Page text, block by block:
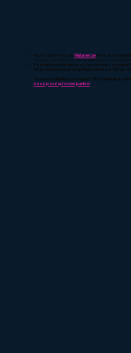
Accès d'un mois auMataverseet tout ses
Tu auras un mois d'accès au Mataverse, ce qui te
Formation «Présence sur les réseaux
Nous couvrons tout ce qu’il faut savoir sur TikTok
Tu veux multiplier ton impact? Notre équipe se
nous pour qu'on en parles!